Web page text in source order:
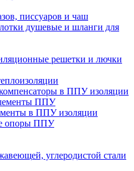
писсуаров и чаш
душевые и шланги для
решетки и лючки
в ППУ изоляции
ППУ
в ППУ изоляции
опоры ППУ
углеродистой стали